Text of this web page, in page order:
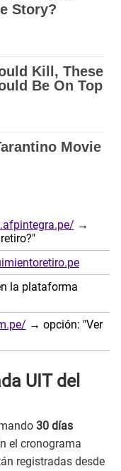
→
la plataforma
→ opción: "Ver
UIT del
30 días
el cronograma
registradas desde